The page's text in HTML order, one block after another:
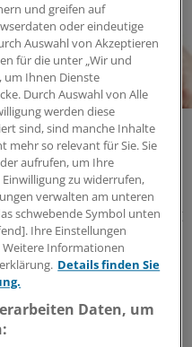
auf der Zielgeraden
bildeten
Experten-Begutachtung
für
primäre biliäre
zerebrale
und greifen auf
oder eindeutige
Auswahl von Akzeptieren
für die unter „Wir und
um Ihnen Dienste
Durch Auswahl von Alle
werden diese
sind, sind manche Inhalte
mehr so relevant für Sie. Sie
aufrufen, um Ihre
zu widerrufen,
verwalten am unteren
schwebende Symbol unten
Ihre Einstellungen
Weitere Informationen
Details finden Sie
Daten, um